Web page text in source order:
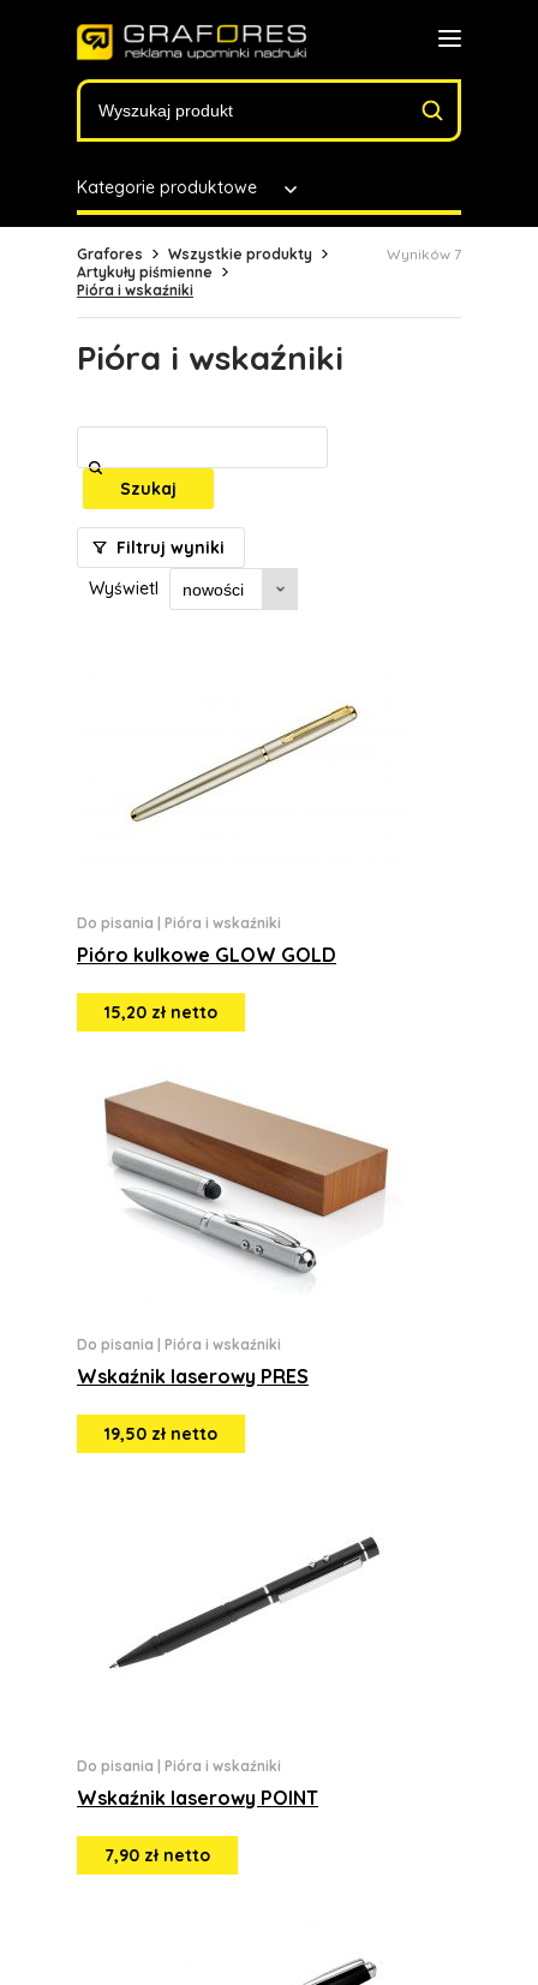
Kategorie produktowe
Grafores
Wszystkie produkty
Artykuły piśmienne
Pióra i wskaźniki
Wyników 7
Pióra i wskaźniki
Szukaj
Filtruj wyniki
Wyświetl
Do pisania Pióra i wskaźniki
Pióro kulkowe GLOW GOLD
15,20 zł netto
Do pisania Pióra i wskaźniki
Wskaźnik laserowy PRES
19,50 zł netto
Do pisania Pióra i wskaźniki
Wskaźnik laserowy POINT
7,90 zł netto